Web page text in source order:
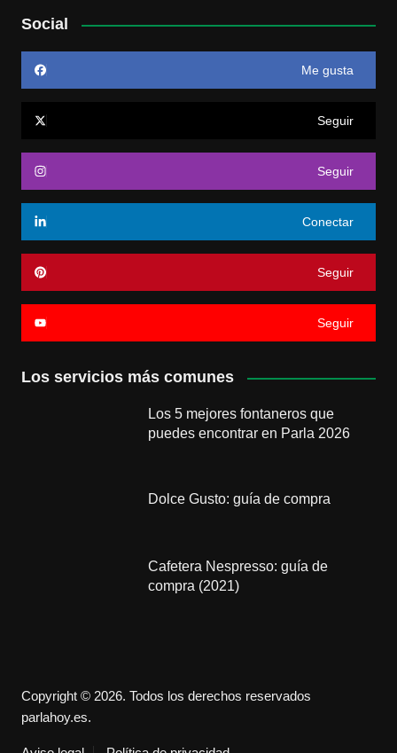
Social
Me gusta
Seguir
Seguir
Conectar
Seguir
Seguir
Los servicios más comunes
Los 5 mejores fontaneros que
puedes encontrar en Parla 2026
Dolce Gusto: guía de compra
Cafetera Nespresso: guía de
compra (2021)
Copyright © 2026. Todos los derechos reservados
parlahoy.es.